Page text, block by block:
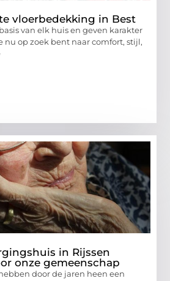
vloerbedekking in Best
van elk huis en geven karakter
nu op zoek bent naar comfort, stijl,
in Rijssen
onze gemeenschap
door de jaren heen een